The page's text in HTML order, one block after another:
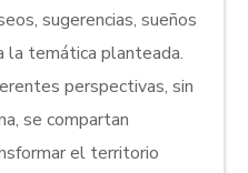
sugerencias, sueños
la temática planteada.
perspectivas, sin
se compartan
el territorio